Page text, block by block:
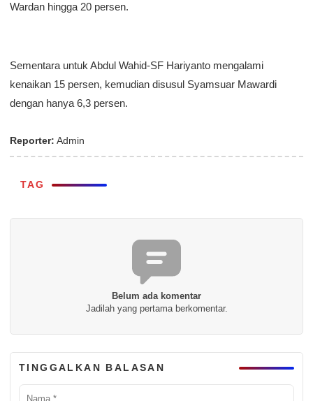
Wardan hingga 20 persen.
Sementara untuk Abdul Wahid-SF Hariyanto mengalami
kenaikan 15 persen, kemudian disusul Syamsuar Mawardi
dengan hanya 6,3 persen.
Reporter: Admin
TAG
Belum ada komentar
Jadilah yang pertama berkomentar.
TINGGALKAN BALASAN